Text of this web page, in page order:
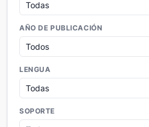
AÑO DE PUBLICACIÓN
LENGUA
SOPORTE